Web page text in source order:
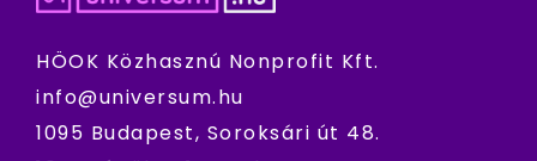
HÖOK Közhasznú Nonprofit Kft.
info@universum.hu
1095 Budapest, Soroksári út 48.